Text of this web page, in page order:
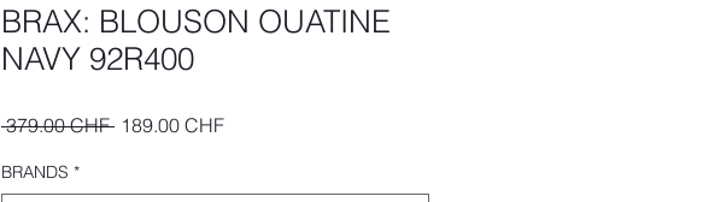
BRAX: BLOUSON OUATINE
NAVY 92R400
379.00 CHF Prix
189.00 CHFPrix
BRANDS *